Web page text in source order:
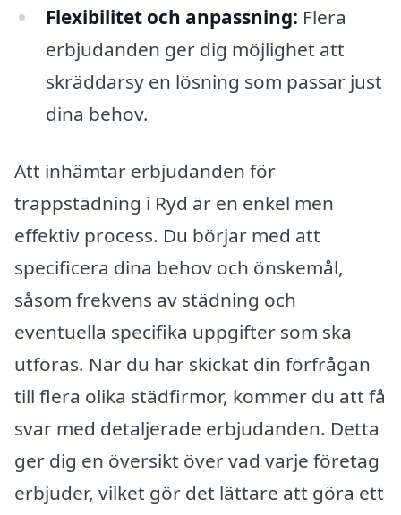
Flexibilitet och anpassning: Flera
erbjudanden ger dig möjlighet att
skräddarsy en lösning som passar just
dina behov.
Att inhämtar erbjudanden för
trappstädning i Ryd är en enkel men
effektiv process. Du börjar med att
specificera dina behov och önskemål,
såsom frekvens av städning och
eventuella specifika uppgifter som ska
utföras. När du har skickat din förfrågan
till flera olika städfirmor, kommer du att få
svar med detaljerade erbjudanden. Detta
ger dig en översikt över vad varje företag
erbjuder, vilket gör det lättare att göra ett